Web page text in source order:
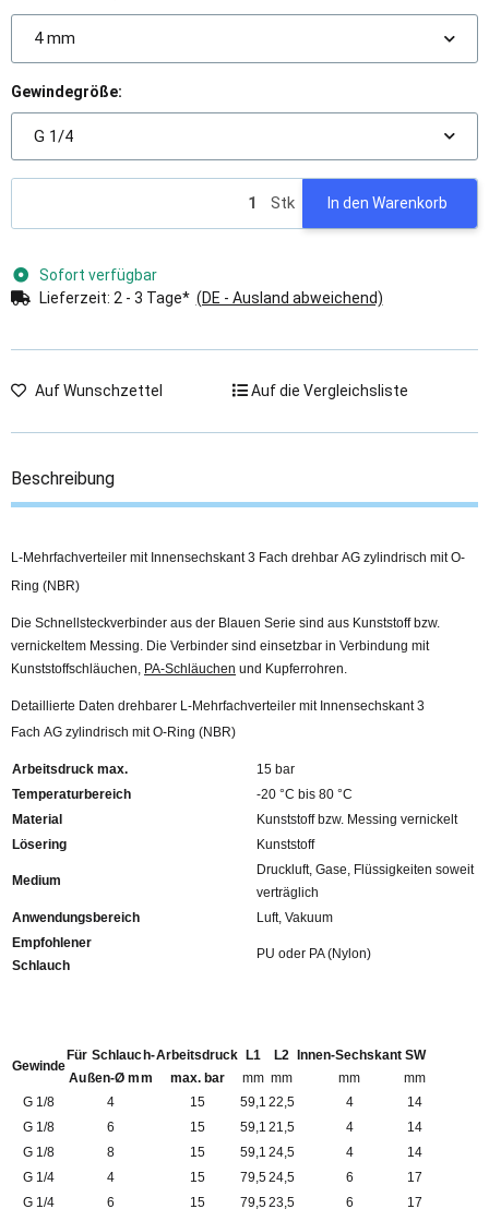
4 mm
Gewindegröße:
G 1/4
Stk In den Warenkorb
Sofort verfügbar
Lieferzeit: 2 - 3 Tage* (DE - Ausland abweichend)
Auf Wunschzettel Auf die Vergleichsliste
Beschreibung
L-Mehrfachverteiler mit Innensechskant 3 Fach drehbar AG zylindrisch mit O-
Ring (NBR)
Die Schnellsteckverbinder aus der Blauen Serie sind aus Kunststoff bzw.
vernickeltem Messing. Die Verbinder sind einsetzbar in Verbindung mit
Kunststoffschläuchen, PA-Schläuchen und Kupferrohren.
Detaillierte Daten drehbarer L-Mehrfachverteiler mit Innensechskant 3
Fach AG zylindrisch mit O-Ring (NBR)
Arbeitsdruck max.
15 bar
Temperaturbereich
-20 °C bis 80 °C
Material
Kunststoff bzw. Messing vernickelt
Lösering
Kunststoff
Medium
Druckluft, Gase, Flüssigkeiten soweit
verträglich
Anwendungsbereich
Luft, Vakuum
Empfohlener
Schlauch
PU oder PA (Nylon)
Gewinde
Für Schlauch-
Außen-Ø mm
Arbeitsdruck
max. bar
L1
mm
L2
mm
Innen-Sechskant
mm
SW
mm
G 1/8
4 15 59,1 22,5 4
14
G 1/8
6 15 59,1 21,5 4
14
G 1/8
8 15 59,1 24,5 4
14
G 1/4
4 15 79,524,5 6
17
G 1/4
6 15 79,523,5 6
17